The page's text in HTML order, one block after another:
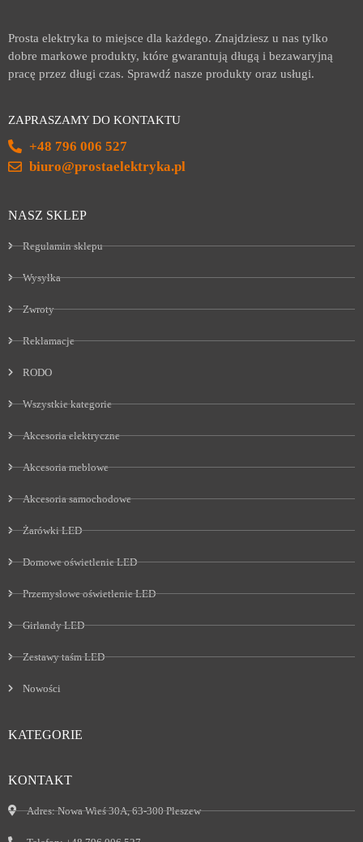
Prosta elektryka to miejsce dla każdego. Znajdziesz u nas tylko
dobre markowe produkty, które gwarantują długą i bezawaryjną
pracę przez długi czas. Sprawdź nasze produkty oraz usługi.
ZAPRASZAMY DO KONTAKTU
+48 796 006 527
biuro@prostaelektryka.pl
NASZ SKLEP
Regulamin sklepu
Wysyłka
Zwroty
Reklamacje
RODO
Wszystkie kategorie
Akcesoria elektryczne
Akcesoria meblowe
Akcesoria samochodowe
Żarówki LED
Domowe oświetlenie LED
Przemysłowe oświetlenie LED
Girlandy LED
Zestawy taśm LED
Nowości
KATEGORIE
KONTAKT
Adres:Nowa Wieś 30A, 63-300 Pleszew